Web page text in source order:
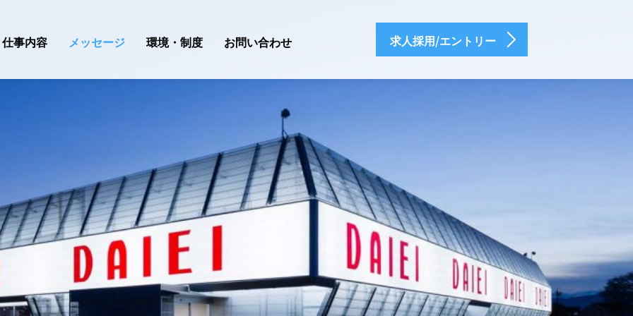
仕事内容 メッセージ 環境・制度 お問い合わせ 求人採用/エントリー